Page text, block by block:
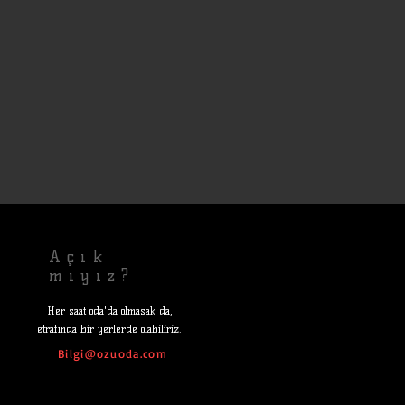
Açık
mıyız?
Her saat oda'da olmasak da,
etrafında bir yerlerde olabiliriz.
Bilgi@ozuoda.com